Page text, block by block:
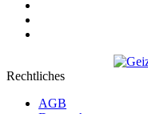
Rechtliches
AGB